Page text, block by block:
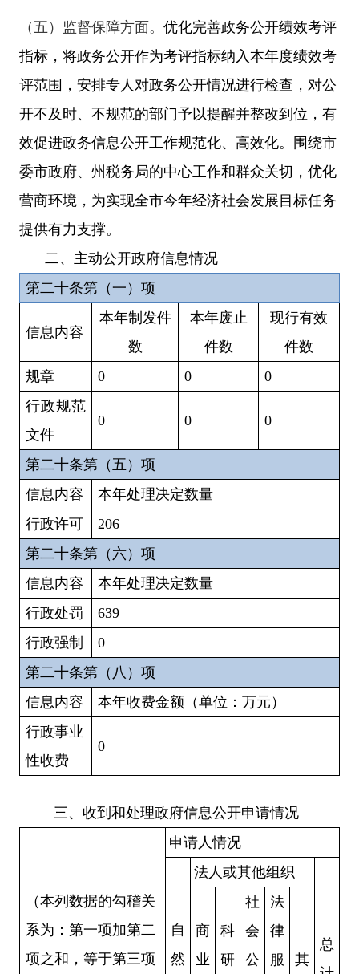
（五）监督保障方面。 优化完善政务公开绩效考评
指标，将政务公开作为考评指标纳入本年度绩效考
评范围，安排专人对政务公开情况进行检查，对公
开不及时、不规范的部门予以提醒并整改到位，有
效促进政务信息公开工作规范化、高效化。围绕市
委市政府、州税务局的中心工作和群众关切，优化
营商环境，为实现全市今年经济社会发展目标任务
提供有力支撑。
二、主动公开政府信息情况
第二十条第（一）项
信息内容
本年制发件
数
本年废止
件数
现行有效
件数
规章
0 0
0
行政规范
文件
0 0 0
第二十条第（五）项
信息内容
本年处理决定数量
行政许可
206
第二十条第（六）项
信息内容
本年处理决定数量
行政处罚
639
行政强制
0
第二十条第（八）项
信息内容
本年收费金额（单位：万元）
行政事业
性收费
0
三、收到和处理政府信息公开申请情况
（本列数据的勾稽关
系为：第一项加第二
项之和，等于第三项
申请人情况
自
然
法人或其他组织
总
商
业
科
研
社
会
公
法
律
服
其